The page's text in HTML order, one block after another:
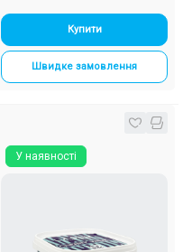
Купити
Швидке замовлення
У наявності